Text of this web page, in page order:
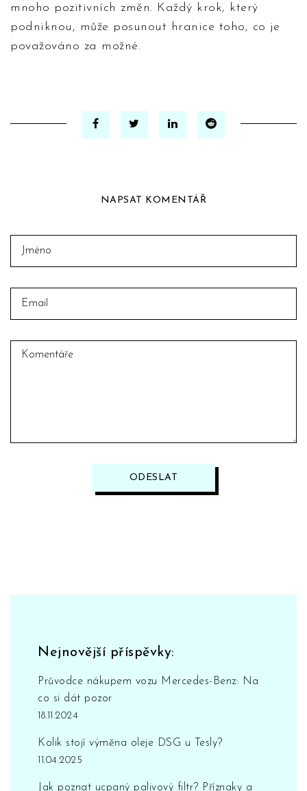
mnoho pozitivních změn. Každý krok, který
podniknou, může posunout hranice toho, co je
považováno za možné.
NAPSAT KOMENTÁŘ
ODESLAT
Nejnovější příspěvky:
Průvodce nákupem vozu Mercedes-Benz: Na
co si dát pozor
18.11.2024
Kolik stojí výměna oleje DSG u Tesly?
11.04.2025
Jak poznat ucpaný palivový filtr? Příznaky a